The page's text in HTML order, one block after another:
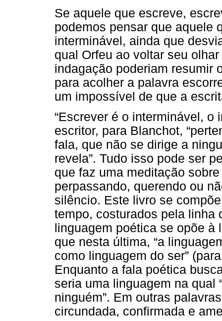
Se aquele que escreve,
podemos pensar que aquele
interminável, ainda que
qual Orfeu ao voltar seu
indagação poderiam resumir
para acolher a palavra
um impossível de que a
“Escrever é o interminável, o
escritor, para Blanchot,
fala, que não se dirige a
revela”. Tudo isso pode ser
que faz uma meditação
perpassando, querendo ou
silêncio. Este livro se
tempo, costurados pela linha
linguagem poética se opõe
que nesta última, “a
como linguagem do ser”
Enquanto a fala poética
seria uma linguagem na qual
ninguém”. Em outras
circundada, confirmada e